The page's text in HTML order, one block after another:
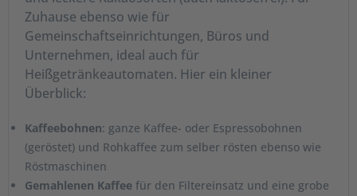
Zuhause ebenso wie für
Gemeinschaftseinrichtungen, Büros und
Unternehmen, ideal auch für
Heißgetränkeautomaten. Hier ein kleiner
Überblick:
Kaffeebohnen: ganze Kaffee- oder Espressobohnen
(geröstet) und Rohkaffee zum selber rösten ebenso wie
Röstmaschinen
Gemahlenen Kaffee für den Filtereinsatz und eine grobe